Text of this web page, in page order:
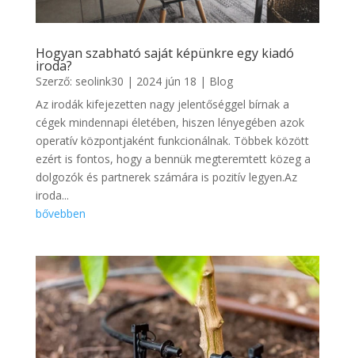
Hogyan szabható saját képünkre egy kiadó
iroda?
Szerző: seolink30 | 2024 jún 18 | Blog
Az irodák kifejezetten nagy jelentőséggel bírnak a
cégek mindennapi életében, hiszen lényegében azok
operatív központjaként funkcionálnak. Többek között
ezért is fontos, hogy a bennük megteremtett közeg a
dolgozók és partnerek számára is pozitív legyen.Az
iroda...
bővebben